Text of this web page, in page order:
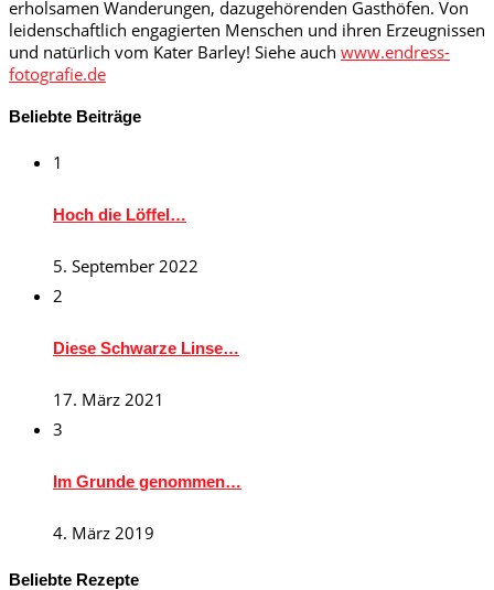
erholsamen Wanderungen, dazugehörenden Gasthöfen. Von
leidenschaftlich engagierten Menschen und ihren Erzeugnissen
und natürlich vom Kater Barley! Siehe auch www.endress-
fotografie.de
Beliebte Beiträge
1
Hoch die Löffel…
5. September 2022
2
Diese Schwarze Linse…
17. März 2021
3
Im Grunde genommen…
4. März 2019
Beliebte Rezepte